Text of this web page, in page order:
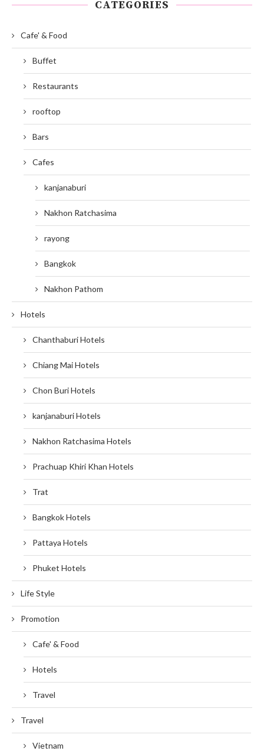
CATEGORIES
Cafe' & Food
Buffet
Restaurants
rooftop
Bars
Cafes
kanjanaburi
Nakhon Ratchasima
rayong
Bangkok
Nakhon Pathom
Hotels
Chanthaburi Hotels
Chiang Mai Hotels
Chon Buri Hotels
kanjanaburi Hotels
Nakhon Ratchasima Hotels
Prachuap Khiri Khan Hotels
Trat
Bangkok Hotels
Pattaya Hotels
Phuket Hotels
Life Style
Promotion
Cafe' & Food
Hotels
Travel
Travel
Vietnam